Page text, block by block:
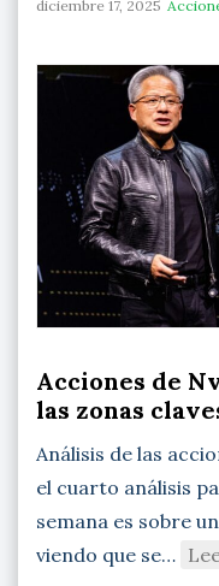
diciembre 17, 2025
Acciones de
las zonas
Análisis de las
el cuarto análisis
semana es sobre
viendo que se…